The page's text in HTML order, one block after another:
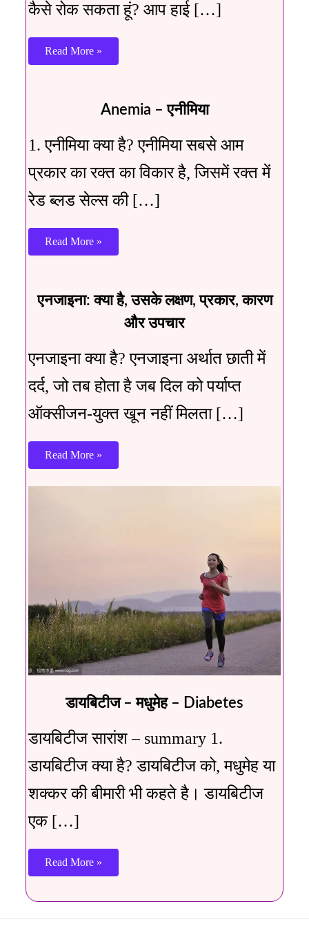
कैसे रोक सकता हूं? आप हाई […]
Read More »
Anemia – एनीमिया
1. एनीमिया क्या है? एनीमिया सबसे आम
प्रकार का रक्त का विकार है, जिसमें रक्त में
रेड ब्लड सेल्स की […]
Read More »
एनजाइना: क्या है, उसके लक्षण, प्रकार, कारण
और उपचार
एनजाइना क्या है? एनजाइना अर्थात छाती में
दर्द, जो तब होता है जब दिल को पर्याप्त
ऑक्सीजन-युक्त खून नहीं मिलता […]
Read More »
डायबिटीज – मधुमेह – Diabetes
डायबिटीज सारांश – summary 1.
डायबिटीज क्या है? डायबिटीज को, मधुमेह या
शक्कर की बीमारी भी कहते है। डायबिटीज
एक […]
Read More »